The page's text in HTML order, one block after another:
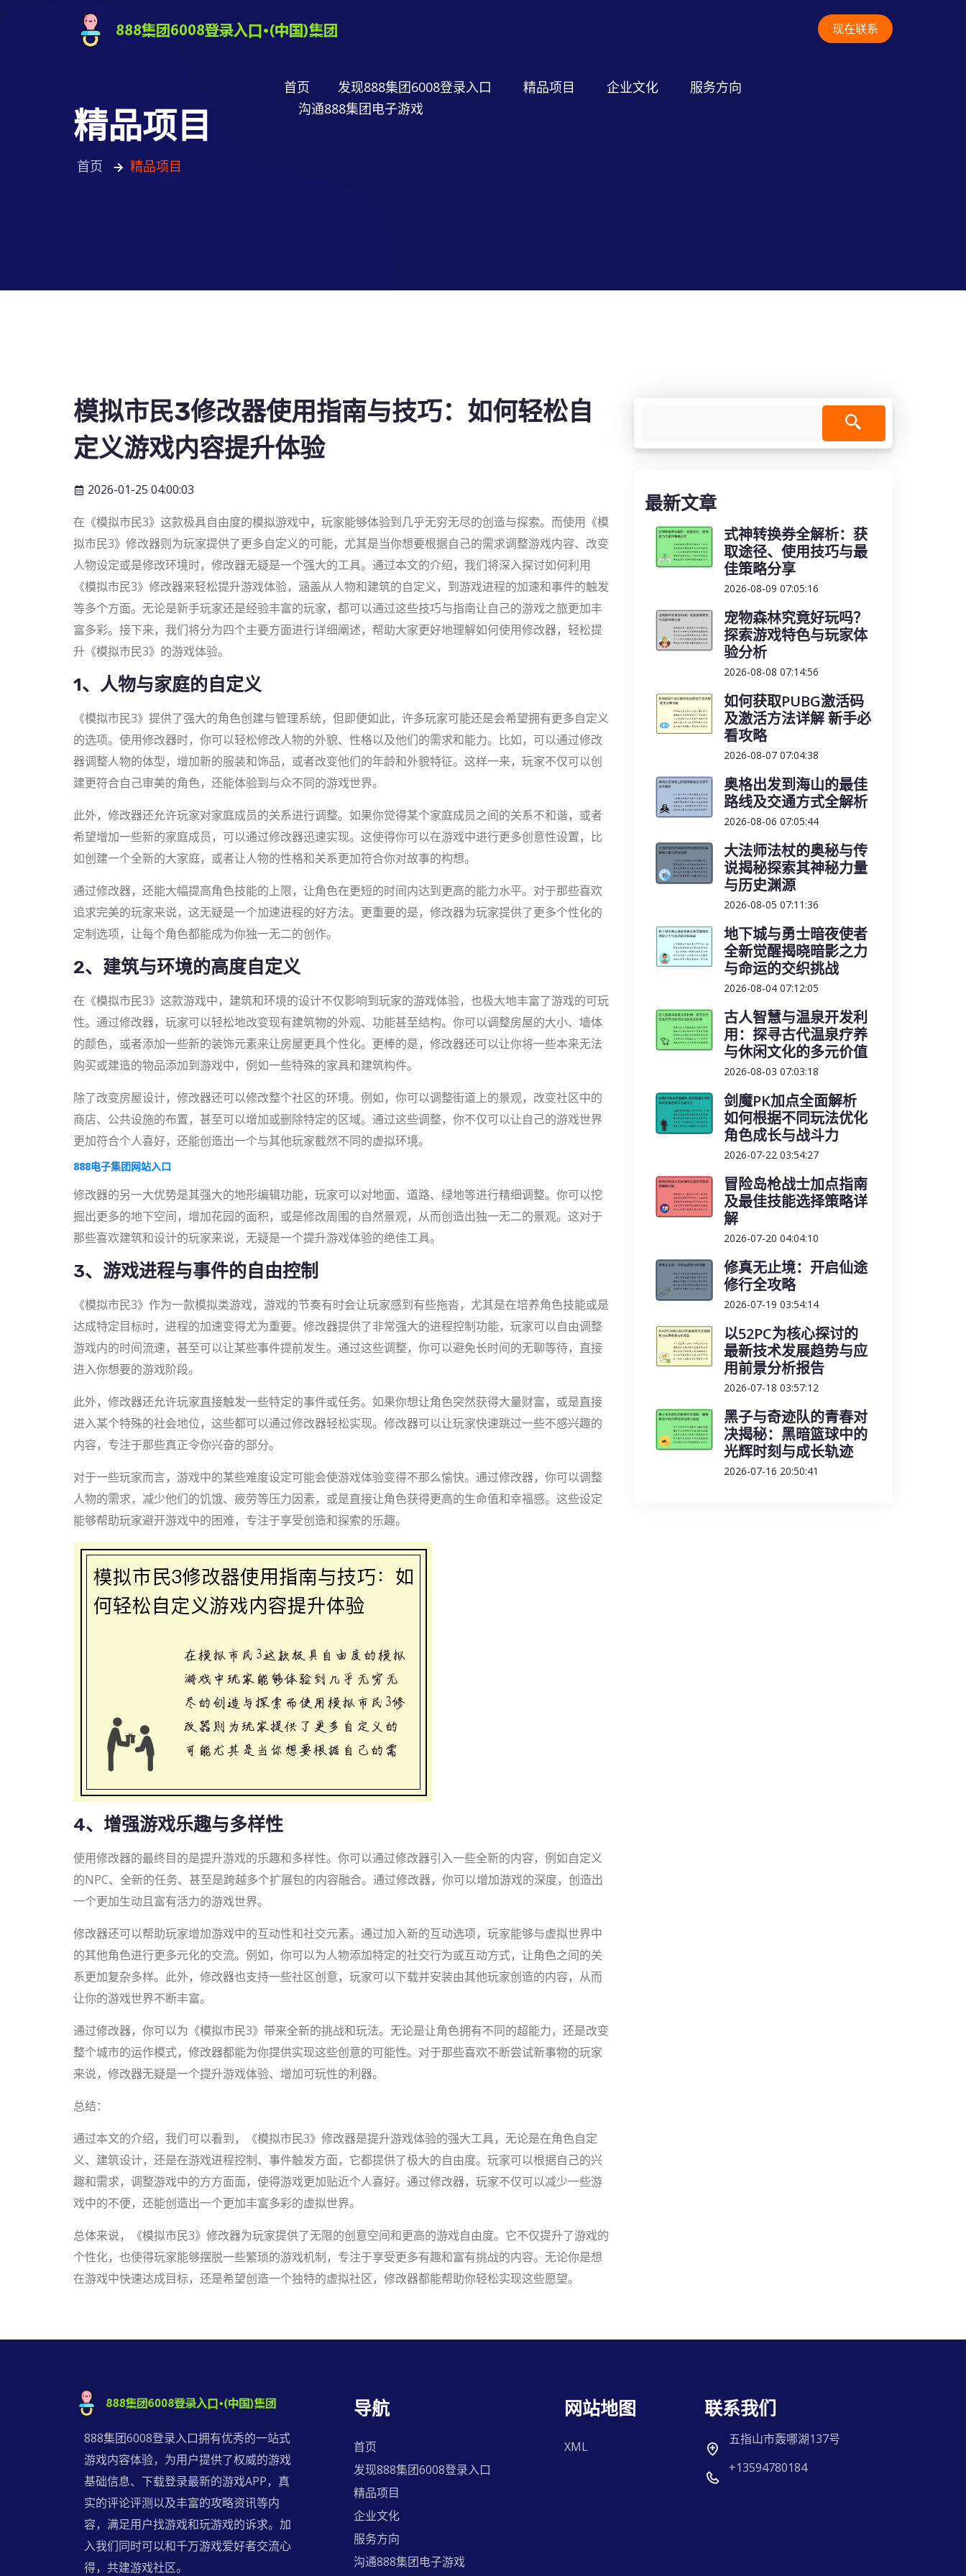
现在联系
首页 发现888集团6008登录入口 精品项目 企业文化
服务方向
沟通888集团电子游戏
精品项目
首页 精品项目
模拟市民3修改器使用指南与技巧：如何轻松自
定义游戏内容提升体验
2026-01-25 04:00:03
在《模拟市民3》这款极具自由度的模拟游戏中，玩家能够体验到几乎无穷无尽的创造与探索。而使用《模
拟市民3》修改器则为玩家提供了更多自定义的可能，尤其是当你想要根据自己的需求调整游戏内容、改变
人物设定或是修改环境时，修改器无疑是一个强大的工具。通过本文的介绍，我们将深入探讨如何利用
《模拟市民3》修改器来轻松提升游戏体验，涵盖从人物和建筑的自定义，到游戏进程的加速和事件的触发
等多个方面。无论是新手玩家还是经验丰富的玩家，都可以通过这些技巧与指南让自己的游戏之旅更加丰
富多彩。接下来，我们将分为四个主要方面进行详细阐述，帮助大家更好地理解如何使用修改器，轻松提
升《模拟市民3》的游戏体验。
1、人物与家庭的自定义
《模拟市民3》提供了强大的角色创建与管理系统，但即便如此，许多玩家可能还是会希望拥有更多自定义
的选项。使用修改器时，你可以轻松修改人物的外貌、性格以及他们的需求和能力。比如，可以通过修改
器调整人物的体型，增加新的服装和饰品，或者改变他们的年龄和外貌特征。这样一来，玩家不仅可以创
建更符合自己审美的角色，还能体验到与众不同的游戏世界。
此外，修改器还允许玩家对家庭成员的关系进行调整。如果你觉得某个家庭成员之间的关系不和谐，或者
希望增加一些新的家庭成员，可以通过修改器迅速实现。这使得你可以在游戏中进行更多创意性设置，比
如创建一个全新的大家庭，或者让人物的性格和关系更加符合你对故事的构想。
通过修改器，还能大幅提高角色技能的上限，让角色在更短的时间内达到更高的能力水平。对于那些喜欢
追求完美的玩家来说，这无疑是一个加速进程的好方法。更重要的是，修改器为玩家提供了更多个性化的
定制选项，让每个角色都能成为你独一无二的创作。
2、建筑与环境的高度自定义
在《模拟市民3》这款游戏中，建筑和环境的设计不仅影响到玩家的游戏体验，也极大地丰富了游戏的可玩
性。通过修改器，玩家可以轻松地改变现有建筑物的外观、功能甚至结构。你可以调整房屋的大小、墙体
的颜色，或者添加一些新的装饰元素来让房屋更具个性化。更棒的是，修改器还可以让你将一些本来无法
购买或建造的物品添加到游戏中，例如一些特殊的家具和建筑构件。
除了改变房屋设计，修改器还可以修改整个社区的环境。例如，你可以调整街道上的景观，改变社区中的
商店、公共设施的布置，甚至可以增加或删除特定的区域。通过这些调整，你不仅可以让自己的游戏世界
更加符合个人喜好，还能创造出一个与其他玩家截然不同的虚拟环境。
888电子集团网站入口
修改器的另一大优势是其强大的地形编辑功能，玩家可以对地面、道路、绿地等进行精细调整。你可以挖
掘出更多的地下空间，增加花园的面积，或是修改周围的自然景观，从而创造出独一无二的景观。这对于
那些喜欢建筑和设计的玩家来说，无疑是一个提升游戏体验的绝佳工具。
3、游戏进程与事件的自由控制
《模拟市民3》作为一款模拟类游戏，游戏的节奏有时会让玩家感到有些拖沓，尤其是在培养角色技能或是
达成特定目标时，进程的加速变得尤为重要。修改器提供了非常强大的进程控制功能，玩家可以自由调整
游戏内的时间流速，甚至可以让某些事件提前发生。通过这些调整，你可以避免长时间的无聊等待，直接
进入你想要的游戏阶段。
此外，修改器还允许玩家直接触发一些特定的事件或任务。如果你想让角色突然获得大量财富，或是直接
进入某个特殊的社会地位，这些都可以通过修改器轻松实现。修改器可以让玩家快速跳过一些不感兴趣的
内容，专注于那些真正令你兴奋的部分。
对于一些玩家而言，游戏中的某些难度设定可能会使游戏体验变得不那么愉快。通过修改器，你可以调整
人物的需求，减少他们的饥饿、疲劳等压力因素，或是直接让角色获得更高的生命值和幸福感。这些设定
能够帮助玩家避开游戏中的困难，专注于享受创造和探索的乐趣。
4、增强游戏乐趣与多样性
使用修改器的最终目的是提升游戏的乐趣和多样性。你可以通过修改器引入一些全新的内容，例如自定义
的NPC、全新的任务、甚至是跨越多个扩展包的内容融合。通过修改器，你可以增加游戏的深度，创造出
一个更加生动且富有活力的游戏世界。
修改器还可以帮助玩家增加游戏中的互动性和社交元素。通过加入新的互动选项，玩家能够与虚拟世界中
的其他角色进行更多元化的交流。例如，你可以为人物添加特定的社交行为或互动方式，让角色之间的关
系更加复杂多样。此外，修改器也支持一些社区创意，玩家可以下载并安装由其他玩家创造的内容，从而
让你的游戏世界不断丰富。
通过修改器，你可以为《模拟市民3》带来全新的挑战和玩法。无论是让角色拥有不同的超能力，还是改变
整个城市的运作模式，修改器都能为你提供实现这些创意的可能性。对于那些喜欢不断尝试新事物的玩家
来说，修改器无疑是一个提升游戏体验、增加可玩性的利器。
总结：
通过本文的介绍，我们可以看到，《模拟市民3》修改器是提升游戏体验的强大工具，无论是在角色自定
义、建筑设计，还是在游戏进程控制、事件触发方面，它都提供了极大的自由度。玩家可以根据自己的兴
趣和需求，调整游戏中的方方面面，使得游戏更加贴近个人喜好。通过修改器，玩家不仅可以减少一些游
戏中的不便，还能创造出一个更加丰富多彩的虚拟世界。
总体来说，《模拟市民3》修改器为玩家提供了无限的创意空间和更高的游戏自由度。它不仅提升了游戏的
个性化，也使得玩家能够摆脱一些繁琐的游戏机制，专注于享受更多有趣和富有挑战的内容。无论你是想
在游戏中快速达成目标，还是希望创造一个独特的虚拟社区，修改器都能帮助你轻松实现这些愿望。
最新文章
式神转换券全解析：获
取途径、使用技巧与最
佳策略分享
2026-08-09 07:05:16
宠物森林究竟好玩吗？
探索游戏特色与玩家体
验分析
2026-08-08 07:14:56
如何获取PUBG激活码
及激活方法详解 新手必
看攻略
2026-08-07 07:04:38
奥格出发到海山的最佳
路线及交通方式全解析
2026-08-06 07:05:44
大法师法杖的奥秘与传
说揭秘探索其神秘力量
与历史渊源
2026-08-05 07:11:36
地下城与勇士暗夜使者
全新觉醒揭晓暗影之力
与命运的交织挑战
2026-08-04 07:12:05
古人智慧与温泉开发利
用：探寻古代温泉疗养
与休闲文化的多元价值
2026-08-03 07:03:18
剑魔PK加点全面解析
如何根据不同玩法优化
角色成长与战斗力
2026-07-22 03:54:27
冒险岛枪战士加点指南
及最佳技能选择策略详
解
2026-07-20 04:04:10
修真无止境：开启仙途
修行全攻略
2026-07-19 03:54:14
以52PC为核心探讨的
最新技术发展趋势与应
用前景分析报告
2026-07-18 03:57:12
黑子与奇迹队的青春对
决揭秘：黑暗篮球中的
光辉时刻与成长轨迹
2026-07-16 20:50:41
888集团6008登录入口拥有优秀的一站式
游戏内容体验，为用户提供了权威的游戏
基础信息、下载登录最新的游戏APP，真
实的评论评测以及丰富的攻略资讯等内
容，满足用户找游戏和玩游戏的诉求。加
入我们同时可以和千万游戏爱好者交流心
得，共建游戏社区。
导航
首页
发现888集团6008登录入口
精品项目
企业文化
服务方向
沟通888集团电子游戏
网站地图
XML
联系我们
五指山市轰哪湖137号
+13594780184